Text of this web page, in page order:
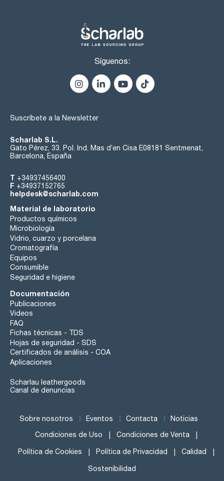
Síguenos:
Suscríbete a la Newsletter
Scharlab S.L.
Gato Pérez, 33. Pol. Ind. Mas d’en Cisa E08181 Sentmenat,
Barcelona, España
T +34937456400
F +34937152765
helpdesk@scharlab.com
Material de laboratorio
Productos químicos
Microbiología
Vidrio, cuarzo y porcelana
Cromatografía
Equipos
Consumible
Seguridad e higiene
Documentación
Publicaciones
Videos
FAQ
Fichas técnicas - TDS
Hojas de seguridad - SDS
Certificados de análisis - COA
Aplicaciones
Scharlau leathergoods
Canal de denuncias
Sobre nosotros Eventos Contacta Noticias
Condiciones de Uso Condiciones de Venta
Política de Cookies Política de Privacidad Calidad
Sostenibilidad